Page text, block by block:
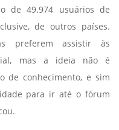
de 49.974 usuários de
de outros países.
preferem assistir às
mas a ideia não é
de conhecimento, e sim
para ir até o fórum